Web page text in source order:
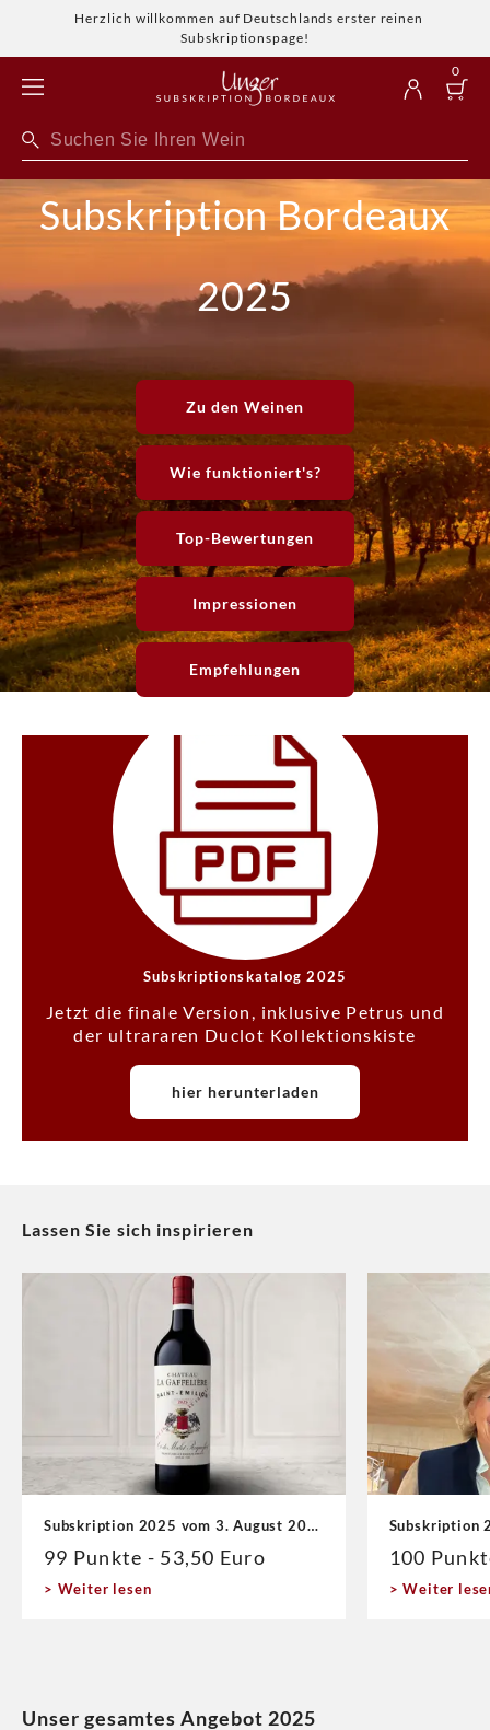
Herzlich willkommen auf Deutschlands erster reinen
Subskriptionspage!
0
Subskription Bordeaux
2025
Zu den Weinen
Wie funktioniert's?
Top-Bewertungen
Impressionen
Empfehlungen
Subskriptionskatalog 2025
Jetzt die finale Version, inklusive Petrus und
der ultrararen Duclot Kollektionskiste
hier herunterladen
Lassen Sie sich inspirieren
Subskription 2025 vom 3. August 2026
99 Punkte - 53,50 Euro
Weiter lesen
Subskription
100
Weiter
Unser gesamtes Angebot 2025